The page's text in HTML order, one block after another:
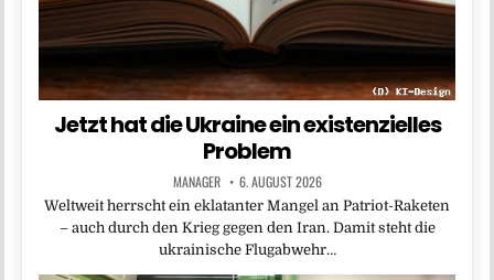
Jetzt hat die Ukraine ein existenzielles
Problem
MANAGER 6. AUGUST 2026
Weltweit herrscht ein eklatanter Mangel an Patriot-Raketen
– auch durch den Krieg gegen den Iran. Damit steht die
ukrainische Flugabwehr…